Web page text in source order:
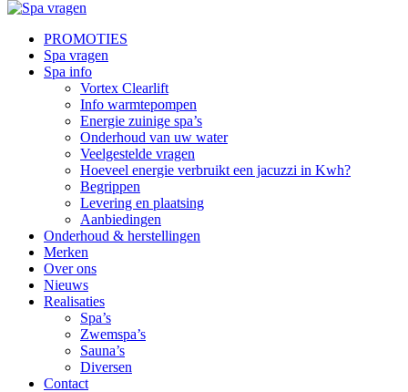
PROMOTIES
Spa vragen
Spa info
Vortex Clearlift
Info warmtepompen
Energie zuinige spa’s
Onderhoud van uw water
Veelgestelde vragen
Hoeveel energie verbruikt een jacuzzi in Kwh?
Begrippen
Levering en plaatsing
Aanbiedingen
Onderhoud & herstellingen
Merken
Over ons
Nieuws
Realisaties
Spa’s
Zwemspa’s
Sauna’s
Diversen
Contact